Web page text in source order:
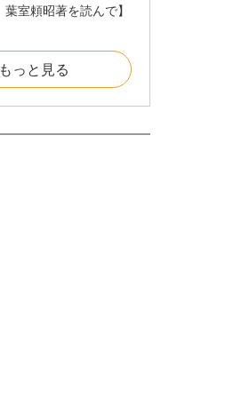
葉室頼昭著を読んで】
もっと見る